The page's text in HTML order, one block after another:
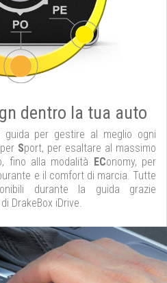
dentro la tua auto
per gestire al meglio ogni
Sport, per esaltare al massimo
fino alla modalità EConomy, per
e il comfort di marcia. Tutte
durante la guida grazie
DrakeBox iDrive.